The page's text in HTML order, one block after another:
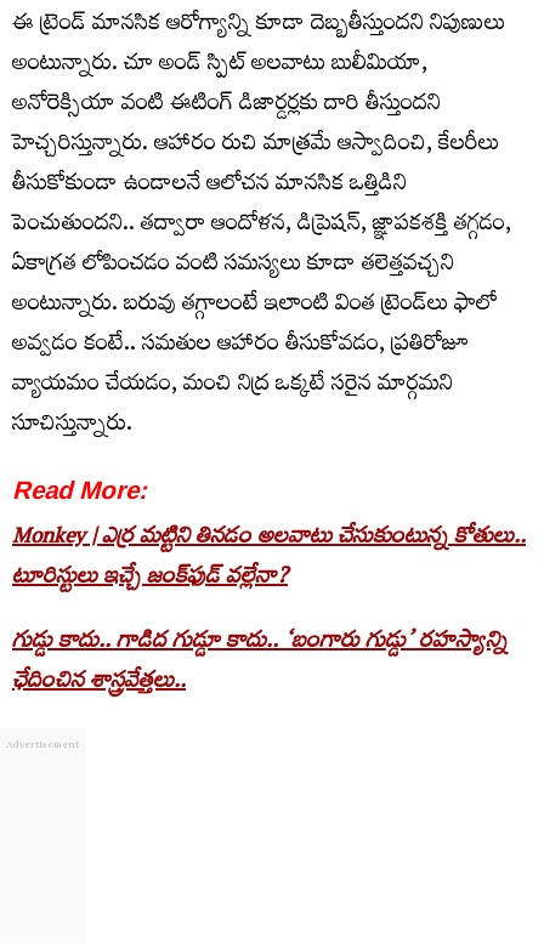
ఈ ట్రెండ్ మానసిక ఆరోగ్యాన్ని కూడా దెబ్బతీస్తుందని నిపుణులు
అంటున్నారు. చూ అండ్ స్పిట్ అలవాటు బులీమియా,
అనోరెక్సియా వంటి ఈటింగ్ డిజార్డర్లకు దారి తీస్తుందని
హెచ్చరిస్తున్నారు. ఆహారం రుచి మాత్రమే ఆస్వాదించి, కేలరీలు
తీసుకోకుండా ఉండాలనే ఆలోచన మానసిక ఒత్తిడిని
పెంచుతుందని.. తద్వారా ఆందోళన, డిప్రెషన్, జ్ఞాపకశక్తి తగ్గడం,
ఏకాగ్రత లోపించడం వంటి సమస్యలు కూడా తలెత్తవచ్చని
అంటున్నారు. బరువు తగ్గాలంటే ఇలాంటి వింత ట్రెండ్‌లు ఫాలో
అవ్వడం కంటే.. సమతుల ఆహారం తీసుకోవడం, ప్రతిరోజూ
వ్యాయమం చేయడం, మంచి నిద్ర ఒక్కటే సరైన మార్గమని
సూచిస్తున్నారు.
Read More:
Monkey | ఎర్ర మట్టిని తినడం అలవాటు చేసుకుంటున్న కోతులు..
టూరిస్టులు ఇచ్చే జంక్‌ఫుడ్ వల్లేనా?
గుడ్డు కాదు.. గాడిద గుడ్డూ కాదు.. ‘బంగారు గుడ్డు’ రహస్యాన్ని
ఛేదించిన శాస్త్రవేత్తలు..